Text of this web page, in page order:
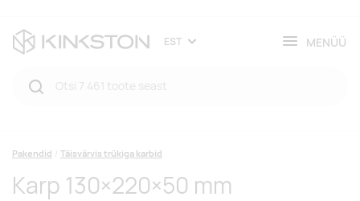
EST MENÜÜ
Pakendid Täisvärvis trükiga karbid
Karp 130×220×50 mm